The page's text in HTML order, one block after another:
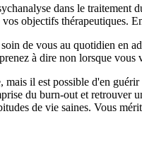
dans le
objectifs thérapeutiques.
de vous au quotidien en
à dire non lorsque vous
il est possible d'en
du burn-out et retrouver
de vie saines. Vous